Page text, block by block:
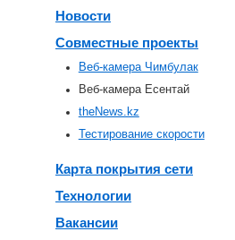
Новости
Совместные проекты
Веб-камера Чимбулак
Веб-камера Есентай
theNews.kz
Тестирование скорости
Карта покрытия сети
Технологии
Вакансии